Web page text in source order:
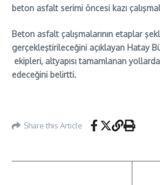
beton asfalt serimi öncesi kazı
Beton asfalt çalışmalarının etaplar
gerçekleştirileceğini açıklayan Hatay
ekipleri, altyapısı tamamlanan
edeceğini belirtti.
Share this Article